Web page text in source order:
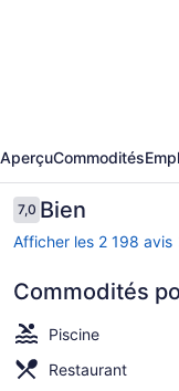
Origin
At
Seahaven
AperçuCommodités
Avis
7,07,0 sur 10 –
Bien
Afficher les 2 198 avis
Commodités
Piscine
Restaurant